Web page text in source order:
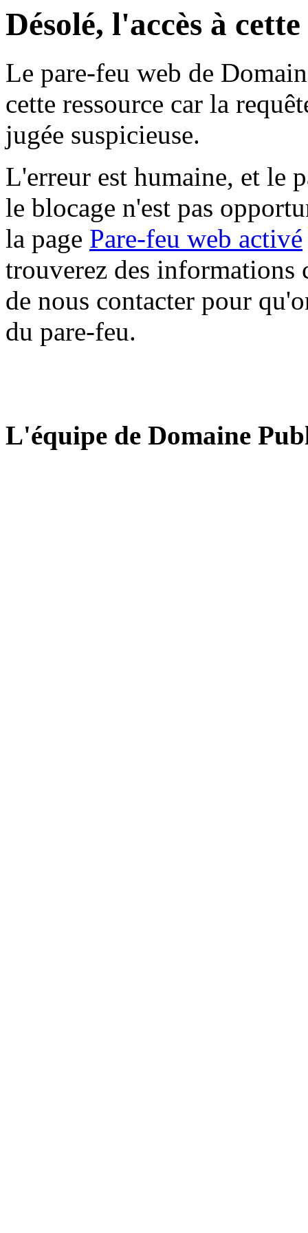
Désolé, l'accès à
Le pare-feu web de
cette ressource car la
jugée suspicieuse.
L'erreur est humaine, et le
le blocage n'est pas
la page Pare-feu web activé
trouverez des informations
de nous contacter pour
du pare-feu.
L'équipe de Domaine